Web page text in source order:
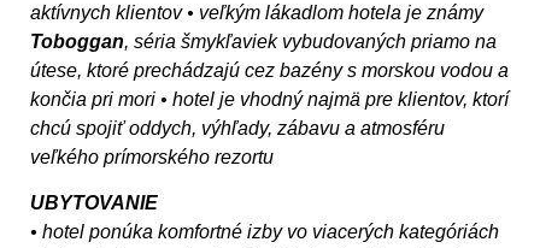
aktívnych klientov • veľkým lákadlom hotela je známy
Toboggan, séria šmykľaviek vybudovaných priamo na
útese, ktoré prechádzajú cez bazény s morskou vodou a
končia pri mori • hotel je vhodný najmä pre klientov, ktorí
chcú spojiť oddych, výhľady, zábavu a atmosféru
veľkého prímorského rezortu
UBYTOVANIE
• hotel ponúka komfortné izby vo viacerých kategóriách